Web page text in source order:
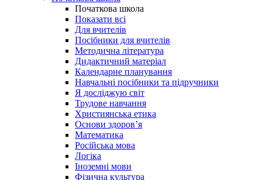
Початкова школа
Показати всі
Для вчителів
Посібники для вчителів
Методична література
Дидактичний матеріал
Календарне планування
Навчальні посібники та підручники
Я досліджую світ
Трудове навчання
Християнська етика
Основи здоров’я
Математика
Російська мова
Логіка
Іноземні мови
Фізична культура